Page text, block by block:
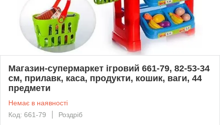
Магазин-супермаркет ігровий 661-79, 82-53-34
см, прилавк, каса, продукти, кошик, ваги, 44
предмети
Немає в наявності
Код: 661-79
Роздріб